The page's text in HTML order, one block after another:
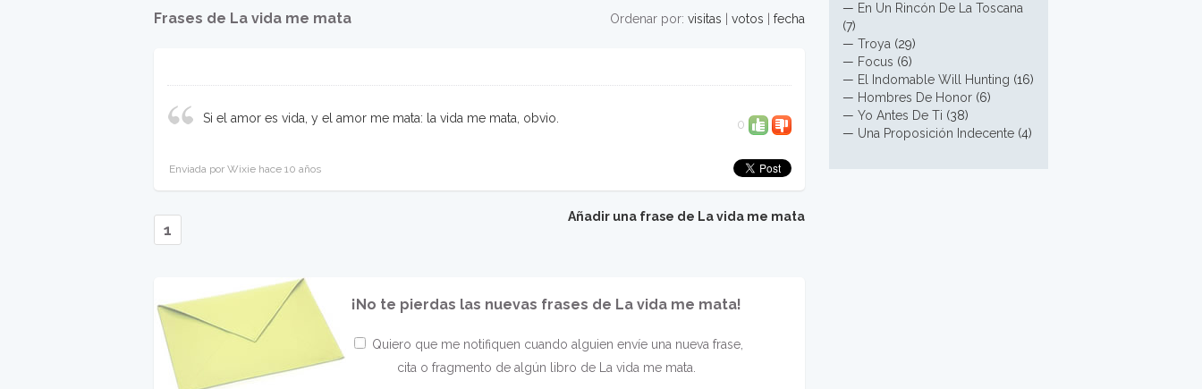
Ordenar por: visitas votos fecha
Frases de La vida me mata
Si el amor es vida, y el amor me mata: la vida me mata, obvio. 0
Enviada por Wixie hace 10 años
Añadir una frase de La vida me mata
1
¡No te pierdas las nuevas frases de La vida me mata!
Quiero que me notifiquen cuando alguien envíe una nueva frase,
cita o fragmento de algún libro de La vida me mata.
— En Un Rincón De La Toscana
(7)
— Troya (29)
— Focus (6)
— El Indomable Will Hunting (16)
— Hombres De Honor (6)
— Yo Antes De Ti (38)
— Una Proposición Indecente (4)